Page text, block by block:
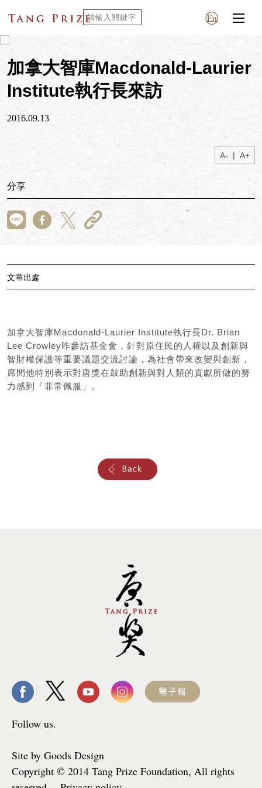
加拿大智庫Macdonald-Laurier
Institute執行長來訪
2016.09.13
A- | A+
分享
文章出處
加拿大智庫Macdonald-Laurier Institute執行長Dr. Brian
Lee Crowley昨參訪基金會，針對原住民的人權以及創新與
智財權保護等重要議題交流討論，為社會帶來改變與創新，
席間他特別表示對唐獎在鼓助創新與對人類的貢獻所做的努
力感到「非常佩服」。
Follow us.
Site by Goods Design
Copyright © 2014 Tang Prize Foundation, All rights